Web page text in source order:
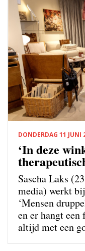
DONDERDAG 11 JUNI
‘In deze
Sascha Laks
media) werkt
‘Mensen
en er hangt
altijd met een